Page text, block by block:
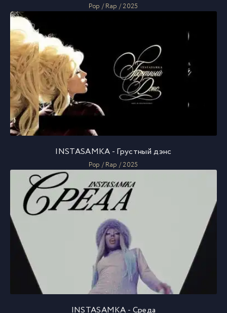
Pop / Rap / 2025
INSTASAMKA - Грустный дэнс
Pop / Rap / 2025
INSTASAMKA - Среда